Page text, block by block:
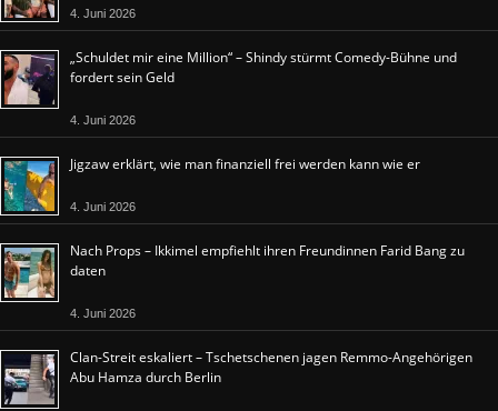
4. Juni 2026
„Schuldet mir eine Million“ – Shindy stürmt Comedy-Bühne und
fordert sein Geld
4. Juni 2026
Jigzaw erklärt, wie man finanziell frei werden kann wie er
4. Juni 2026
Nach Props – Ikkimel empfiehlt ihren Freundinnen Farid Bang zu
daten
4. Juni 2026
Clan-Streit eskaliert – Tschetschenen jagen Remmo-Angehörigen
Abu Hamza durch Berlin